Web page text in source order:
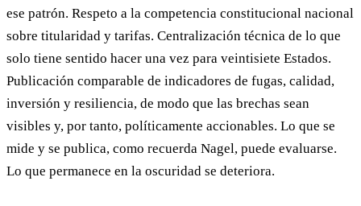
ese patrón. Respeto a la competencia constitucional nacional
sobre titularidad y tarifas. Centralización técnica de lo que
solo tiene sentido hacer una vez para veintisiete Estados.
Publicación comparable de indicadores de fugas, calidad,
inversión y resiliencia, de modo que las brechas sean
visibles y, por tanto, políticamente accionables. Lo que se
mide y se publica, como recuerda Nagel, puede evaluarse.
Lo que permanece en la oscuridad se deteriora.